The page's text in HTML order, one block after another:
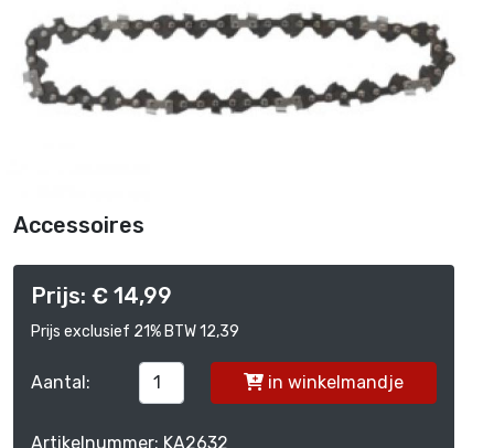
Accessoires
Prijs: € 14,99
Prijs exclusief 21% BTW 12,39
Aantal: in winkelmandje
Artikelnummer: KA2632